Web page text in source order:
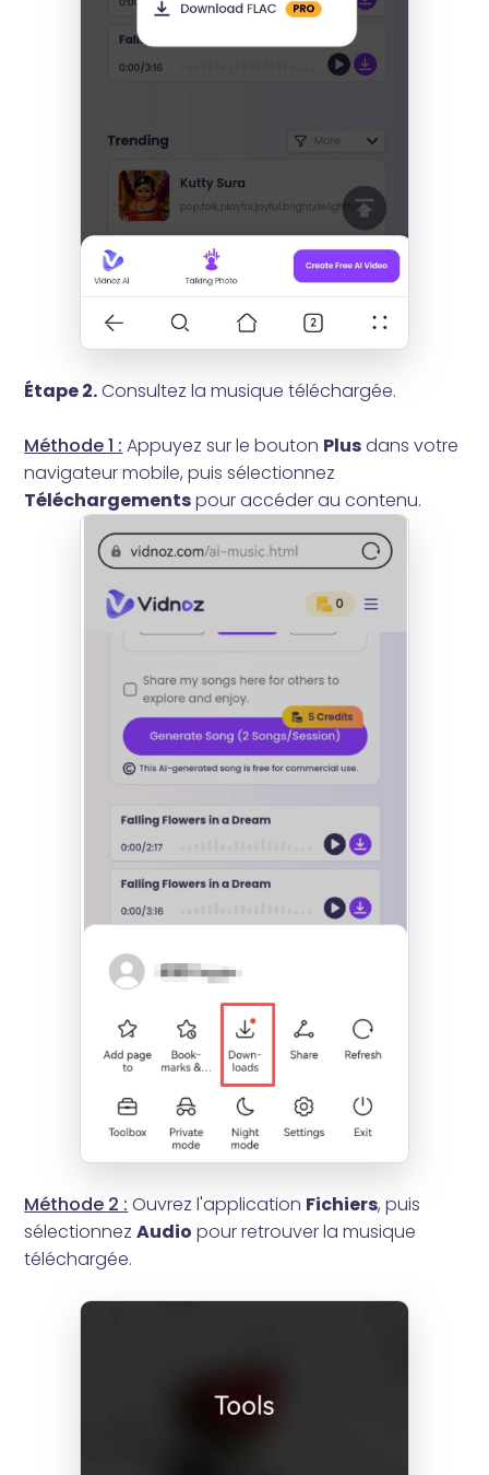
Étape 2.Consultez la musique téléchargée.
Méthode 1 : Appuyez sur le bouton Plusdans votre
navigateur mobile, puis sélectionnez
Téléchargementspour accéder au contenu.
Méthode 2 : Ouvrez l'application Fichiers, puis
sélectionnezAudio pour retrouver la musique
téléchargée.